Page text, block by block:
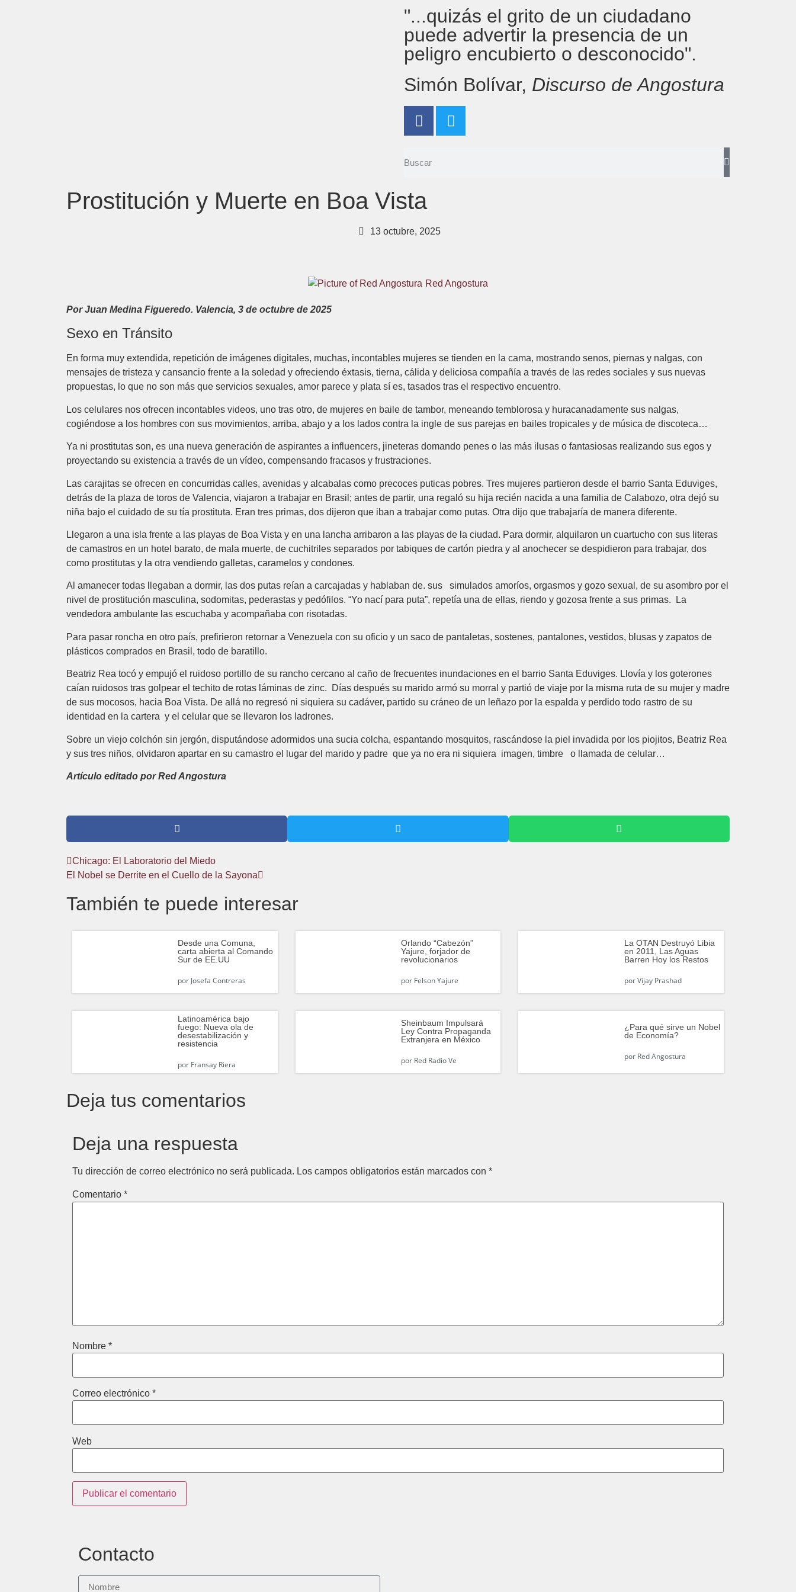
"...quizás el grito de un ciudadano
puede advertir la presencia de un
peligro encubierto o desconocido".
Simón Bolívar, Discurso de Angostura
Prostitución y Muerte en Boa Vista
13 octubre, 2025
Red Angostura
Por Juan Medina Figueredo. Valencia, 3 de octubre de 2025
Sexo en Tránsito
En forma muy extendida, repetición de imágenes digitales, muchas, incontables mujeres se tienden en la cama, mostrando senos, piernas y nalgas, con
mensajes de tristeza y cansancio frente a la soledad y ofreciendo éxtasis, tierna, cálida y deliciosa compañía a través de las redes sociales y sus nuevas
propuestas, lo que no son más que servicios sexuales, amor parece y plata sí es, tasados tras el respectivo encuentro.
Los celulares nos ofrecen incontables videos, uno tras otro, de mujeres en baile de tambor, meneando temblorosa y huracanadamente sus nalgas,
cogiéndose a los hombres con sus movimientos, arriba, abajo y a los lados contra la ingle de sus parejas en bailes tropicales y de música de discoteca…
Ya ni prostitutas son, es una nueva generación de aspirantes a influencers, jineteras domando penes o las más ilusas o fantasiosas realizando sus egos y
proyectando su existencia a través de un vídeo, compensando fracasos y frustraciones.
Las carajitas se ofrecen en concurridas calles, avenidas y alcabalas como precoces puticas pobres. Tres mujeres partieron desde el barrio Santa Eduviges,
detrás de la plaza de toros de Valencia, viajaron a trabajar en Brasil; antes de partir, una regaló su hija recién nacida a una familia de Calabozo, otra dejó su
niña bajo el cuidado de su tía prostituta. Eran tres primas, dos dijeron que iban a trabajar como putas. Otra dijo que trabajaría de manera diferente.
Llegaron a una isla frente a las playas de Boa Vista y en una lancha arribaron a las playas de la ciudad. Para dormir, alquilaron un cuartucho con sus literas
de camastros en un hotel barato, de mala muerte, de cuchitriles separados por tabiques de cartón piedra y al anochecer se despidieron para trabajar, dos
como prostitutas y la otra vendiendo galletas, caramelos y condones.
Al amanecer todas llegaban a dormir, las dos putas reían a carcajadas y hablaban de. sus simulados amoríos, orgasmos y gozo sexual, de su asombro por el
nivel de prostitución masculina, sodomitas, pederastas y pedófilos. “Yo nací para puta”, repetía una de ellas, riendo y gozosa frente a sus primas. La
vendedora ambulante las escuchaba y acompañaba con risotadas.
Para pasar roncha en otro país, prefirieron retornar a Venezuela con su oficio y un saco de pantaletas, sostenes, pantalones, vestidos, blusas y zapatos de
plásticos comprados en Brasil, todo de baratillo.
Beatriz Rea tocó y empujó el ruidoso portillo de su rancho cercano al caño de frecuentes inundaciones en el barrio Santa Eduviges. Llovía y los goterones
caían ruidosos tras golpear el techito de rotas láminas de zinc. Días después su marido armó su morral y partió de viaje por la misma ruta de su mujer y madre
de sus mocosos, hacia Boa Vista. De allá no regresó ni siquiera su cadáver, partido su cráneo de un leñazo por la espalda y perdido todo rastro de su
identidad en la cartera y el celular que se llevaron los ladrones.
Sobre un viejo colchón sin jergón, disputándose adormidos una sucia colcha, espantando mosquitos, rascándose la piel invadida por los piojitos, Beatriz Rea
y sus tres niños, olvidaron apartar en su camastro el lugar del marido y padre que ya no era ni siquiera imagen, timbre o llamada de celular…
Artículo editado por Red Angostura
Chicago: El Laboratorio del Miedo
El Nobel se Derrite en el Cuello de la Sayona
También te puede interesar
Desde una Comuna,
carta abierta al Comando
Sur de EE.UU
por Josefa Contreras
Orlando “Cabezón”
Yajure, forjador de
revolucionarios
porFelson Yajure
La OTAN Destruyó Libia
en 2011, Las Aguas
Barren Hoy los Restos
porVijay Prashad
Latinoamérica bajo
fuego: Nueva ola de
desestabilización y
resistencia
por Fransay Riera
Sheinbaum Impulsará
Ley Contra Propaganda
Extranjera en México
porRed Radio Ve
¿Para qué sirve un Nobel
de Economía?
porRed Angostura
Deja tus comentarios
Deja una respuesta
Tu dirección de correo electrónico no será publicada. Los campos obligatorios están marcados con *
Comentario *
Nombre *
Correo electrónico *
Web
Contacto